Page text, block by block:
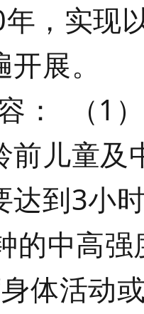
，实现
展。
（1）
前儿童及
达到3小
的中高
体活动